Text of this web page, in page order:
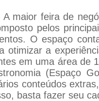
A maior feira de
pelos
O espaço
otimizar a
em uma área de
(Espaço
conteúdos
basta fazer seu